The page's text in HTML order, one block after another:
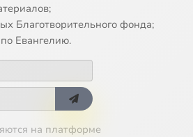
Благотворительного фонда;
Евангелию.
на платформе